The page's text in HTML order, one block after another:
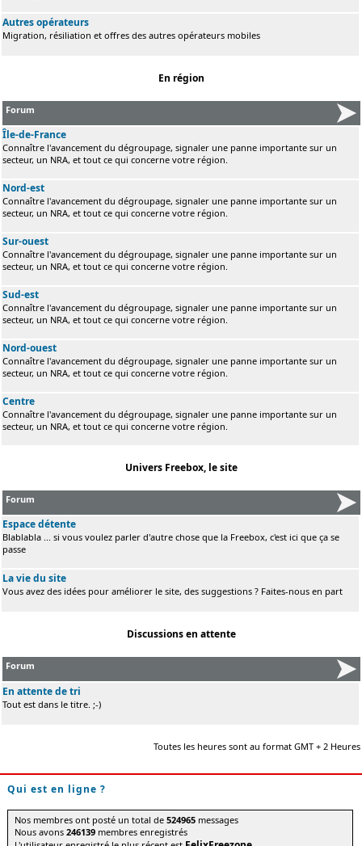
Autres opérateurs
Migration, résiliation et offres des autres opérateurs mobiles
En région
Forum
Île-de-France
Connaître l'avancement du dégroupage, signaler une panne importante sur un
secteur, un NRA, et tout ce qui concerne votre région.
Nord-est
Connaître l'avancement du dégroupage, signaler une panne importante sur un
secteur, un NRA, et tout ce qui concerne votre région.
Sur-ouest
Connaître l'avancement du dégroupage, signaler une panne importante sur un
secteur, un NRA, et tout ce qui concerne votre région.
Sud-est
Connaître l'avancement du dégroupage, signaler une panne importante sur un
secteur, un NRA, et tout ce qui concerne votre région.
Nord-ouest
Connaître l'avancement du dégroupage, signaler une panne importante sur un
secteur, un NRA, et tout ce qui concerne votre région.
Centre
Connaître l'avancement du dégroupage, signaler une panne importante sur un
secteur, un NRA, et tout ce qui concerne votre région.
Univers Freebox, le site
Forum
Espace détente
Blablabla ... si vous voulez parler d'autre chose que la Freebox, c'est ici que ça se
passe
La vie du site
Vous avez des idées pour améliorer le site, des suggestions ? Faites-nous en part
Discussions en attente
Forum
En attente de tri
Tout est dans le titre. ;-)
Toutes les heures sont au format GMT + 2 Heures
Qui est en ligne ?
Nos membres ont posté un total de524965 messages
Nous avons246139 membres enregistrés